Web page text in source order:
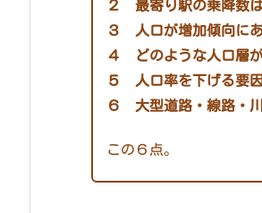
２ 最寄り駅の乗降数
３ 人口が増加傾向に
４ どのような人口層
５ 人口率を下げる要
６ 大型道路・線路・
この６点。